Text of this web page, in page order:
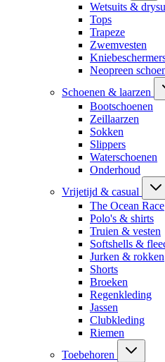
Wetsuits &
Tops
Trapeze
Zwemvesten
Neopreen
Schoenen & laarzen
Bootschoenen
Zeillaarzen
Sokken
Slippers
Waterschoenen
Onderhoud
Vrijetijd & casual
The Ocean Race
Polo's & shirts
Truien & vesten
Softshells &
Jurken & rokken
Shorts
Broeken
Regenkleding
Jassen
Clubkleding
Riemen
Toebehoren